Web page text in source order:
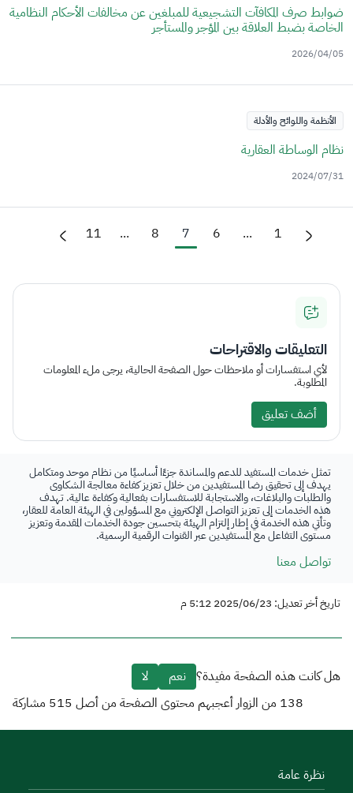
ضوابط صرف المكافآت التشجيعية للمبلغين عن مخالفات الأحكام النظامية
الخاصة بضبط العلاقة بين المؤجر والمستأجر
2026/04/05
الأنظمة واللوائح والأدلة
نظام الوساطة العقارية
2024/07/31
1
...
6
7
8
...
11
التعليقات والاقتراحات
لأي استفسارات أو ملاحظات حول الصفحة الحالية، يرجى ملء المعلومات
المطلوبة.
أضف تعليق
تمثل خدمات المستفيد للدعم والمساندة جزءًا أساسيًا من نظام موحد ومتكامل
يهدف إلى تحقيق رضا المستفيدين من خلال تعزيز كفاءة معالجة الشكاوى
والطلبات والبلاغات، والاستجابة للاستفسارات بفعالية وكفاءة عالية. تهدف
هذه الخدمات إلى تعزيز التواصل الإلكتروني مع المسؤولين في الهيئة العامة للعقار،
وتأتي هذه الخدمة في إطار إلتزام الهيئة بتحسين جودة الخدمات المقدمة وتعزيز
مستوى التفاعل مع المستفيدين عبر القنوات الرقمية الرسمية.
تواصل معنا
تاريخ أخر تعديل: 2025/06/23 5:12 م
هل كانت هذه الصفحة مفيدة؟ نعم
لا
138 من الزوار أعجبهم محتوى الصفحة من أصل 515 مشاركة
نظرة عامة